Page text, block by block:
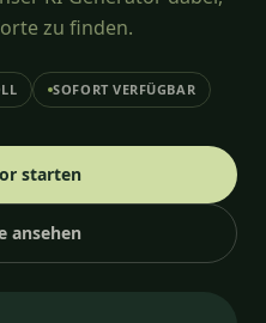
zu finden.
SOFORT VERFÜGBAR
starten
ansehen